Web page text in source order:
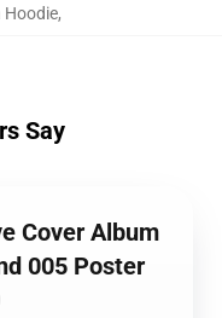
Hoodie,
Say
Cover Album
005 Poster